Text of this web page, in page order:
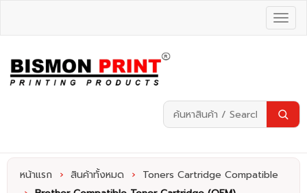
หน้าแรก › สินค้าทั้งหมด › Toners Cartridge Compatible